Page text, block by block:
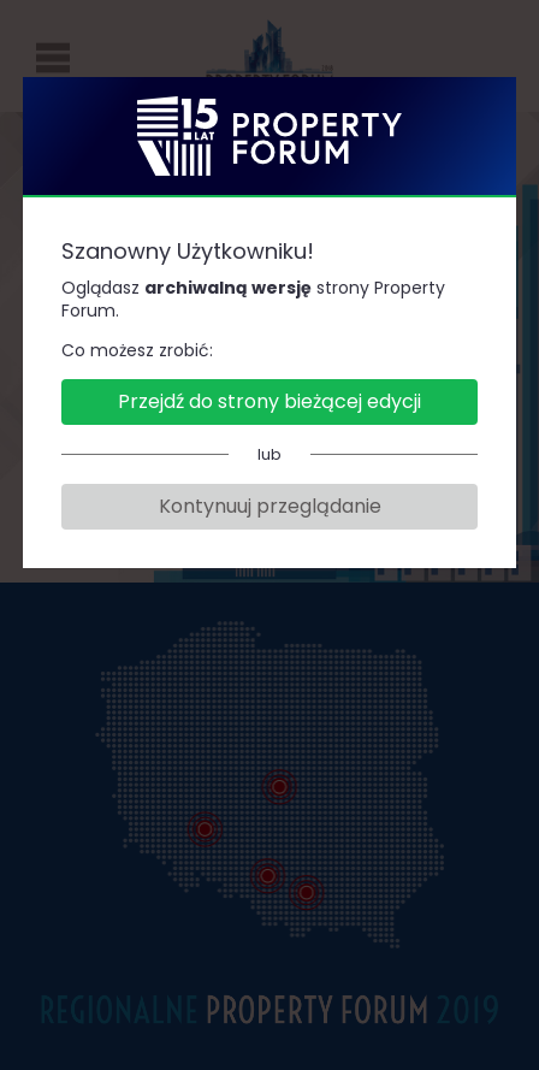
P
R
O
E
R
Y
F
O
R
U
M
2
5
Property Forum
2019
Dziękujemy, że byliście z nami!
Zapraszamy za rok!
ZOBACZ RELACJĘ WIDEO
Szanowny Użytkowniku!
Oglądasz archiwalną wersję strony Property
Forum.
Co możesz zrobić:
Przejdź do strony bieżącej edycji
lub
Kontynuuj przeglądanie